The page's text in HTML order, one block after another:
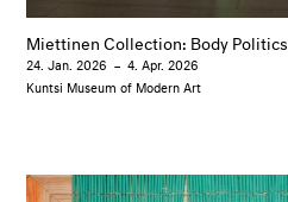
Miettinen Collection: Body Politics
24. Jan. 2026 –4. Apr. 2026
Kuntsi Museum of Modern Art